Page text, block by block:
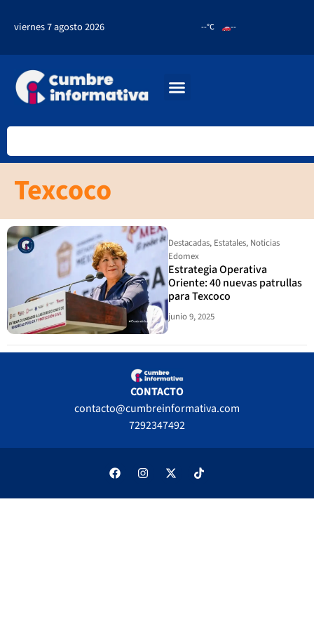
viernes 7 agosto 2026 --°C --
Texcoco
Destacadas, Estatales, Noticias
Edomex
Estrategia Operativa
Oriente: 40 nuevas patrullas
para Texcoco
junio 9, 2025
CONTACTO
contacto@cumbreinformativa.com
7292347492